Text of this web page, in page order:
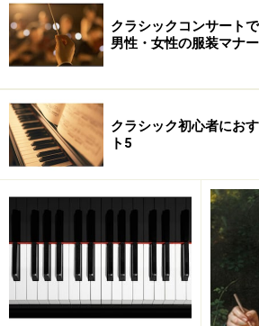
ブ・ベネズエラ(現：ベネズエラ・シ
楽団)。
彼らの秘密を解く鍵は彼らが『エル
者である、ということ。
そして、この2013年10月、再び『エ
日！ また奇跡的な名演が繰り広げら
と期待が膨らみますが、その前に『
は一体何なのか、知っておきましょ
クラシックコンサート
男性・女性の服装マナー
クラシック初心者にお
ト5